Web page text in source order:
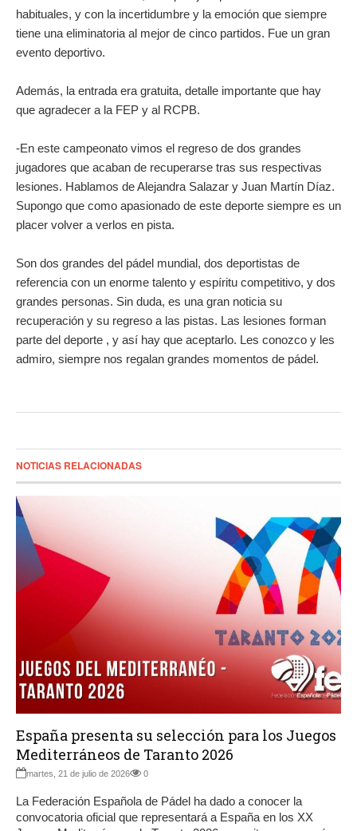
habituales, y con la incertidumbre y la emoción que siempre
tiene una eliminatoria al mejor de cinco partidos. Fue un gran
evento deportivo.
Además, la entrada era gratuita, detalle importante que hay
que agradecer a la FEP y al RCPB.
-En este campeonato vimos el regreso de dos grandes
jugadores que acaban de recuperarse tras sus respectivas
lesiones. Hablamos de Alejandra Salazar y Juan Martín Díaz.
Supongo que como apasionado de este deporte siempre es un
placer volver a verlos en pista.
Son dos grandes del pádel mundial, dos deportistas de
referencia con un enorme talento y espíritu competitivo, y dos
grandes personas. Sin duda, es una gran noticia su
recuperación y su regreso a las pistas. Las lesiones forman
parte del deporte , y así hay que aceptarlo. Les conozco y les
admiro, siempre nos regalan grandes momentos de pádel.
NOTICIAS RELACIONADAS
España presenta su selección para los Juegos
Mediterráneos de Taranto 2026
martes, 21 de julio de 2026 0
La Federación Española de Pádel ha dado a conocer la
convocatoria oficial que representará a España en los XX